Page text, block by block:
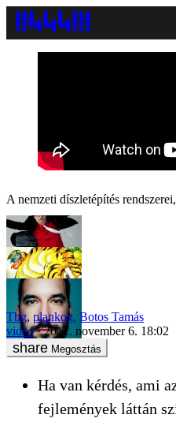
A nemzeti díszletépítés
Tbg, plankog, Botos Tamás
video
2017. november 6. 18:02
Megosztás
Ha van kérdés, ami
fejlemények láttán